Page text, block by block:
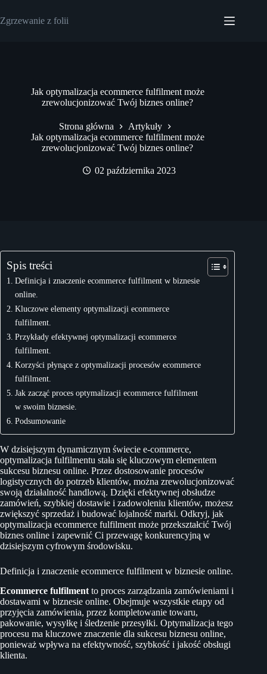
do
treści
Zgrzewanie z folii
Jak optymalizacja ecommerce fulfilment może
zrewolucjonizować Twój biznes online?
Strona główna
Artykuły
Jak optymalizacja ecommerce fulfilment może
zrewolucjonizować Twój biznes online?
02 października 2023
Spis treści
Definicja i znaczenie ecommerce fulfilment w biznesie
online.
Kluczowe elementy optymalizacji ecommerce
fulfilment.
Przykłady efektywnej optymalizacji ecommerce
fulfilment.
Korzyści płynące z optymalizacji procesów ecommerce
fulfilment.
Jak zacząć proces optymalizacji ecommerce fulfilment
w swoim biznesie.
Podsumowanie
W dzisiejszym dynamicznym świecie e-commerce,
optymalizacja fulfilmentu stała się kluczowym elementem
sukcesu biznesu online. Przez dostosowanie procesów
logistycznych do potrzeb klientów, można zrewolucjonizować
swoją działalność handlową. Dzięki efektywnej obsłudze
zamówień, szybkiej dostawie i zadowoleniu klientów, możesz
zwiększyć sprzedaż i budować lojalność marki. Odkryj, jak
optymalizacja ecommerce fulfilment może przekształcić Twój
biznes online i zapewnić Ci przewagę konkurencyjną w
dzisiejszym cyfrowym środowisku.
Definicja i znaczenie ecommerce fulfilment w biznesie online.
Ecommerce fulfilment to proces zarządzania zamówieniami i
dostawami w biznesie online. Obejmuje wszystkie etapy od
przyjęcia zamówienia, przez kompletowanie towaru,
pakowanie, wysyłkę i śledzenie przesyłki. Optymalizacja tego
procesu ma kluczowe znaczenie dla sukcesu biznesu online,
ponieważ wpływa na efektywność, szybkość i jakość obsługi
klienta.